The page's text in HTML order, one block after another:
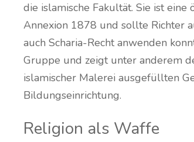
die islamische Fakultät. Sie ist
Annexion 1878 und sollte Richter
auch Scharia-Recht anwenden
Gruppe und zeigt unter anderem
islamischer Malerei ausgefüllten
Bildungseinrichtung.
Religion als Waffe